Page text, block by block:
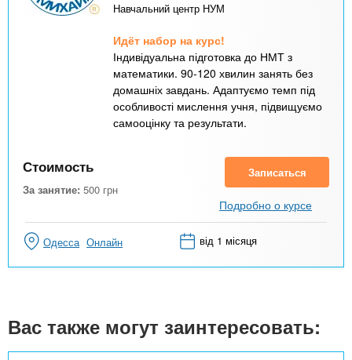
Навчальний центр НУМ
Идёт набор на курс!
Індивідуальна підготовка до НМТ з
математики. 90-120 хвилин занять без
домашніх завдань. Адаптуємо темп під
особливості мислення учня, підвищуємо
самооцінку та результати.
Стоимость
За занятие: 500 грн
Записаться
Подробно о курсе
Одесса Онлайн від 1 місяця
Вас также могут заинтересовать: